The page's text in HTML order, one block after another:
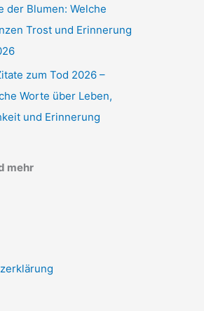
der Blumen: Welche
Trost und Erinnerung
zum Tod 2026 –
Worte über Leben,
und Erinnerung
mehr